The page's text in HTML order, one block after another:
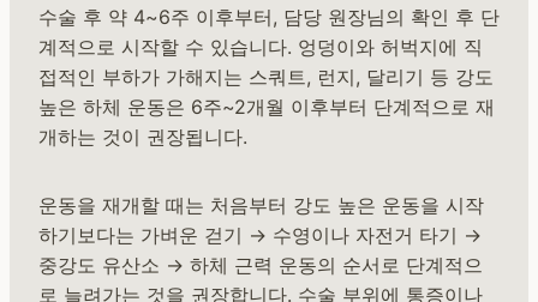
수술 후 약 4~6주 이후부터, 담당 원장님의 확인 후 단
계적으로 시작할 수 있습니다. 엉덩이와 허벅지에 직
접적인 부하가 가해지는 스쿼트, 런지, 달리기 등 강도
높은 하체 운동은 6주~2개월 이후부터 단계적으로 재
개하는 것이 권장됩니다.
운동을 재개할 때는 처음부터 강도 높은 운동을 시작
하기보다는 가벼운 걷기 → 수영이나 자전거 타기 →
중강도 유산소 → 하체 근력 운동의 순서로 단계적으
로 늘려가는 것을 권장합니다. 수술 부위에 통증이나